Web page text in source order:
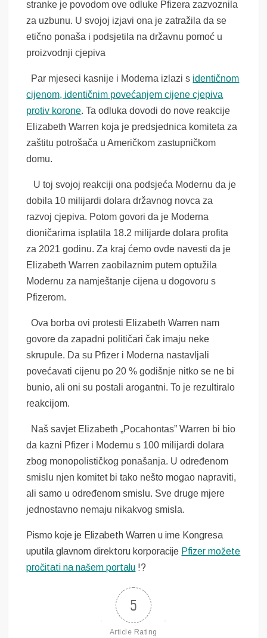
stranke je povodom ove odluke Pfizera zazvoznila
za uzbunu. U svojoj izjavi ona je zatražila da se
etično ponaša i podsjetila na državnu pomoć u
proizvodnji cjepiva
Par mjeseci kasnije i Moderna izlazi s identičnom
cijenom, identičnim povećanjem cijene cjepiva
protiv korone. Ta odluka dovodi do nove reakcije
Elizabeth Warren koja je predsjednica komiteta za
zaštitu potrošača u Američkom zastupničkom
domu.
U toj svojoj reakciji ona podsjeća Modernu da je
dobila 10 milijardi dolara državnog novca za
razvoj cjepiva. Potom govori da je Moderna
dioničarima isplatila 18.2 milijarde dolara profita
za 2021 godinu. Za kraj ćemo ovde navesti da je
Elizabeth Warren zaobilaznim putem optužila
Modernu za namještanje cijena u dogovoru s
Pfizerom.
Ova borba ovi protesti Elizabeth Warren nam
govore da zapadni političari čak imaju neke
skrupule. Da su Pfizer i Moderna nastavljali
povećavati cijenu po 20 % godišnje nitko se ne bi
bunio, ali oni su postali arogantni. To je rezultiralo
reakcijom.
Naš savjet Elizabeth „Pocahontas” Warren bi bio
da kazni Pfizer i Modernu s 100 milijardi dolara
zbog monopolističkog ponašanja. U određenom
smislu njen komitet bi tako nešto mogao napraviti,
ali samo u određenom smislu. Sve druge mjere
jednostavno nemaju nikakvog smisla.
Pismo koje je Elizabeth Warren u ime Kongresa
uputila glavnom direktoru korporacije Pfizer možete
pročitati na našem portalu !?
5
Article Rating